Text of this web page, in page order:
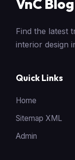
VnC Blog
Find the latest
interior design
Quick Links
Home
Sitemap XML
Admin